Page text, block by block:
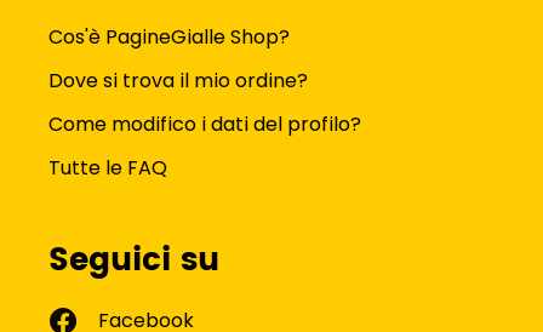
Cos'è PagineGialle Shop?
Dove si trova il mio ordine?
Come modifico i dati del profilo?
Tutte le FAQ
Seguici su